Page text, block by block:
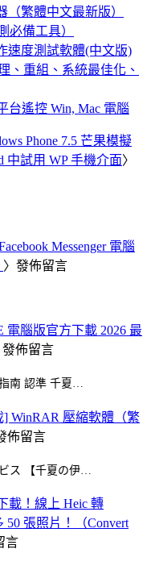
（繁體中文最新版）
必備工具）
速度測試軟體(中文版)
、重組、系統最佳化、
台遙控 Win, Mac 電腦
Phone 7.5 芒果模擬
中試用 WP 手機介面〉
Messenger 電腦
〉發佈留言
電腦版官方下載 2026 最
發佈留言
南 認準 千夏…
] WinRAR 壓縮軟體（繁
佈留言
ス 【千夏の伊…
載！線上 Heic 轉
50 張照片！（Convert
言